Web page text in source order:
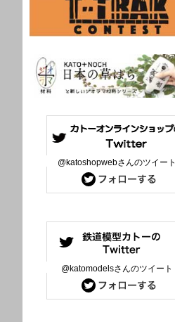
@katoshopwebさんのツイート
@katomodelsさんのツイート